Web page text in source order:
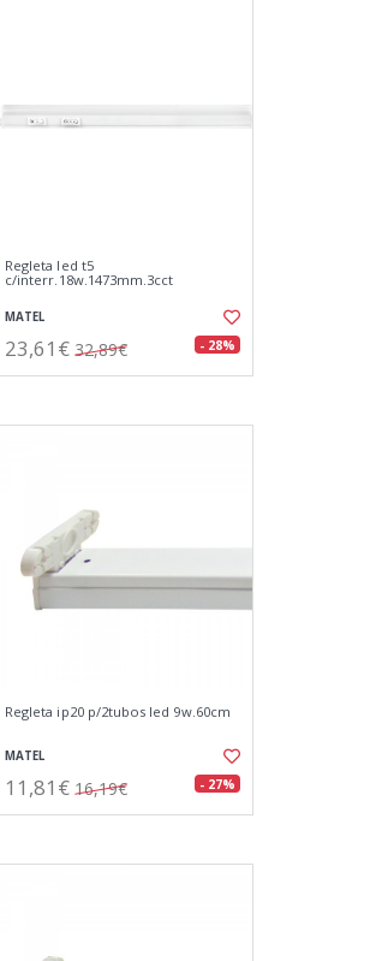
Regleta led t5
c/interr.18w.1473mm.3cct
MATEL
23,61€ 32,89€ - 28%
Regleta ip20 p/2tubos led 9w.60cm
MATEL
11,81€ 16,19€ - 27%